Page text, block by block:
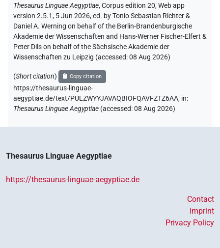
Thesaurus Linguae Aegyptiae,Corpus edition 20, Web app
version 2.5.1, 5 Jun 2026, ed. by Tonio Sebastian Richter &
Daniel A. Werning on behalf of the Berlin-Brandenburgische
Akademie der Wissenschaften and Hans-Werner Fischer-Elfert &
Peter Dils on behalf of the Sächsische Akademie der
Wissenschaften zu Leipzig (accessed:08 Aug 2026)
(Short citation) Copy citation
https://thesaurus-linguae-
aegyptiae.de/text/PULZWYYJAVAQBIOFQAVFZTZ6AA, in:
Thesaurus Linguae Aegyptiae (accessed:08 Aug 2026)
Thesaurus Linguae Aegyptiae
https://thesaurus-linguae-aegyptiae.de
Contact
Imprint
Privacy Policy